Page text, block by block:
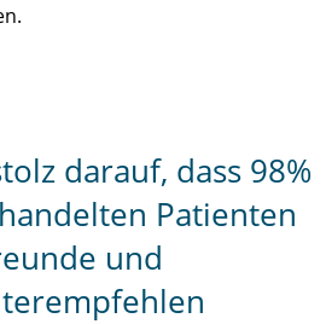
darauf, dass 98%
Patienten
und